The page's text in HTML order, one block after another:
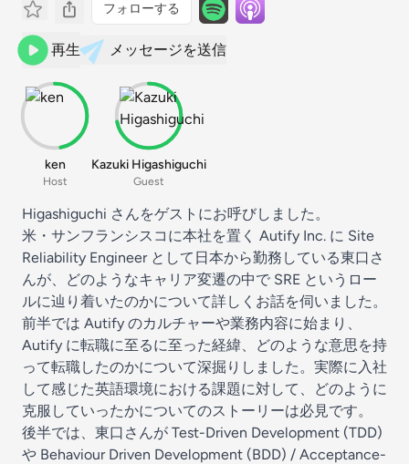
フォローする
再生 メッセージを送信
ken
Host
Kazuki Higashiguchi
Guest
Higashiguchi さんをゲストにお呼びしました。
米・サンフランシスコに本社を置く Autify Inc. に Site
Reliability Engineer として日本から勤務している東口さ
んが、どのようなキャリア変遷の中で SRE というロー
ルに辿り着いたのかについて詳しくお話を伺いました。
前半では Autify のカルチャーや業務内容に始まり、
Autify に転職に至るに至った経緯、どのような意思を持
って転職したのかについて深掘りしました。実際に入社
して感じた英語環境における課題に対して、どのように
克服していったかについてのストーリーは必見です。
後半では、東口さんが Test-Driven Development (TDD)
や Behaviour Driven Development (BDD) / Acceptance-